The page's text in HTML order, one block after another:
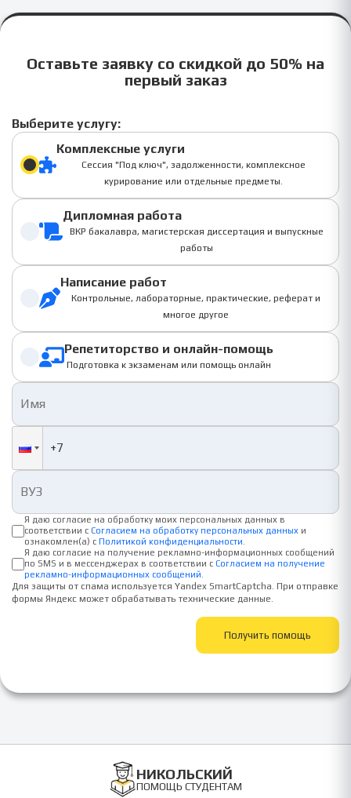
Оставьте заявку со скидкой до 50% на
первый заказ
Выберите услугу:
Комплексные услуги
Сессия "Под ключ", задолженности, комплексное
курирование или отдельные предметы.
Дипломная работа
ВКР бакалавра, магистерская диссертация и выпускные
работы
Написание работ
Контрольные, лабораторные, практические, реферат и
многое другое
Репетиторство и онлайн-помощь
Подготовка к экзаменам или помощь онлайн
Я даю согласие на обработку моих персональных данных в
соответствии с Согласием на обработку персональных данных и
ознакомлен(а) с Политикой конфиденциальности.
Я даю согласие на получение рекламно-информационных сообщений
по SMS и в мессенджерах в соответствии с Согласием на получение
рекламно-информационных сообщений.
Для защиты от спама используется Yandex SmartCaptcha. При отправке
формы Яндекс может обрабатывать технические данные.
Получить помощь
НИКОЛЬСКИЙ
ПОМОЩЬ СТУДЕНТАМ